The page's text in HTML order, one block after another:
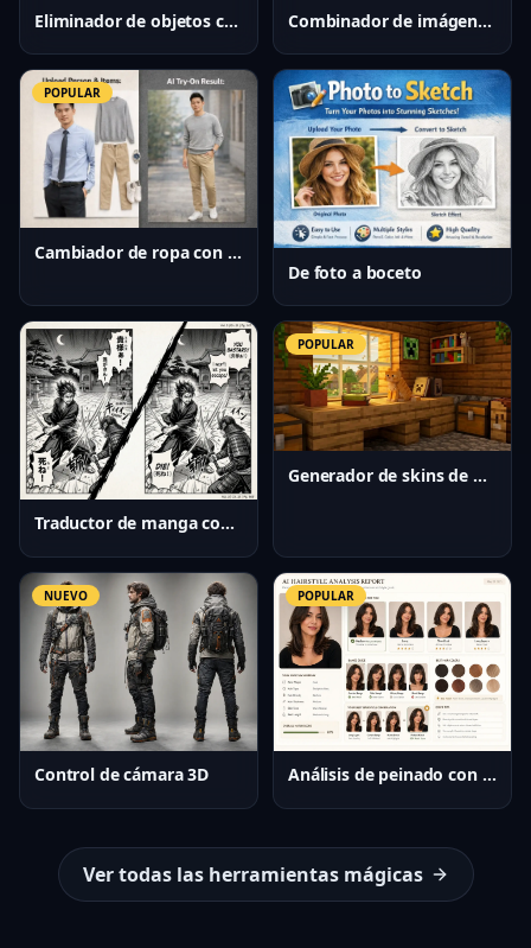
Eliminador de objetos con IA Combinador de imágenes con IA
POPULAR
Cambiador de ropa con IA
De foto a boceto
Traductor de manga con IA
POPULAR
Generador de skins de Minecraft con IA
NUEVO
Control de cámara 3D
POPULAR
Análisis de peinado con IA
Ver todas las herramientas mágicas